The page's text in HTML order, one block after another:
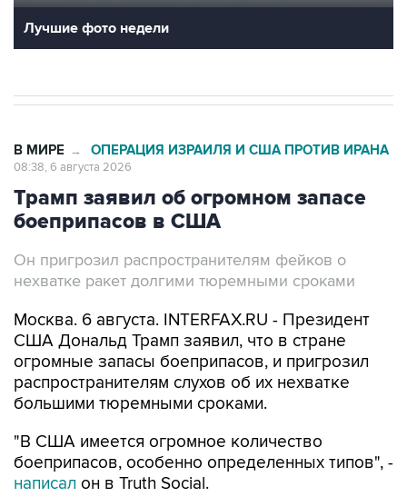
Лучшие фото недели
В МИРЕ → ОПЕРАЦИЯ ИЗРАИЛЯ И США ПРОТИВ ИРАНА
08:38, 6 августа 2026
Трамп заявил об огромном запасе
боеприпасов в США
Он пригрозил распространителям фейков о
нехватке ракет долгими тюремными сроками
Москва. 6 августа. INTERFAX.RU - Президент
США Дональд Трамп заявил, что в стране
огромные запасы боеприпасов, и пригрозил
распространителям слухов об их нехватке
большими тюремными сроками.
"В США имеется огромное количество
боеприпасов, особенно определенных типов", -
написал он в Truth Social.